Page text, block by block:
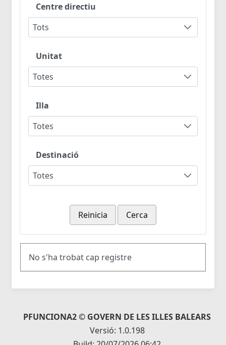
Centre directiu
Tots
Unitat
Totes
Illa
Totes
Destinació
Totes
Reinicia Cerca
No s'ha trobat cap registre
PFUNCIONA2 © GOVERN DE LES ILLES BALEARS
Versió: 1.0.198